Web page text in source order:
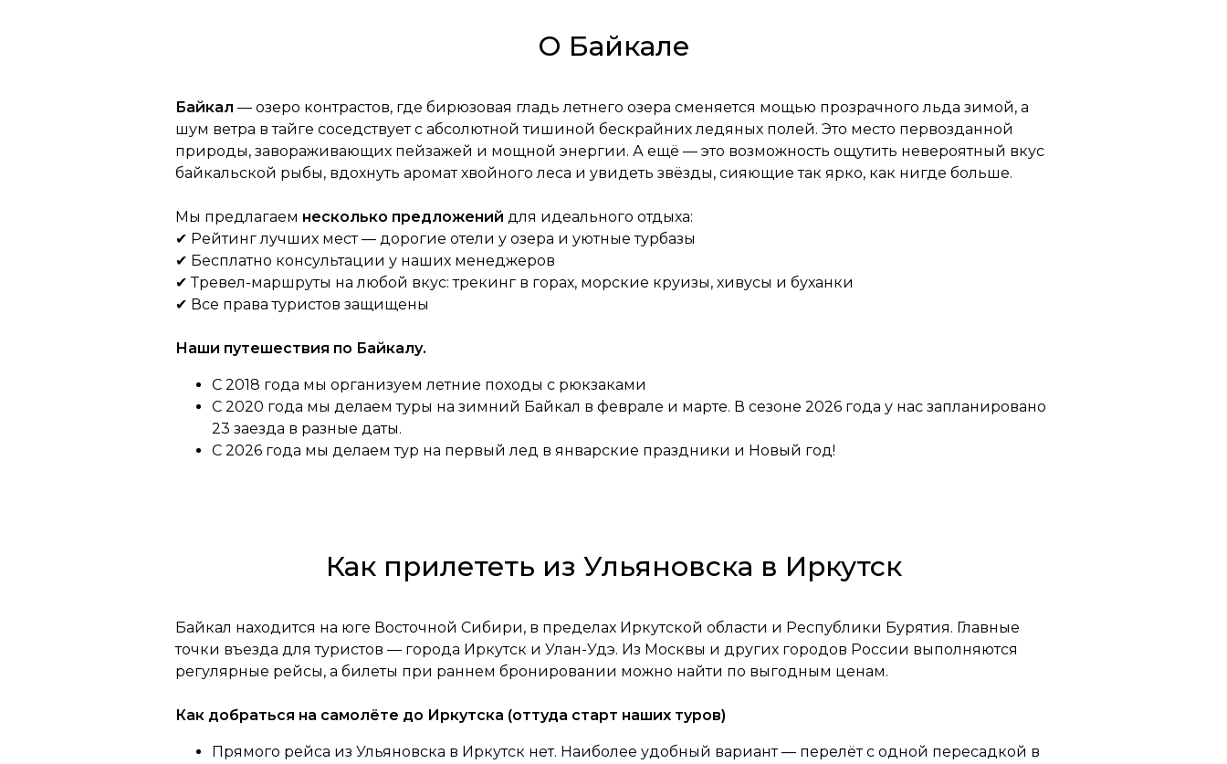
О Байкале
Байкал — озеро контрастов, где бирюзовая гладь летнего озера сменяется мощью прозрачного льда зимой, а
шум ветра в тайге соседствует с абсолютной тишиной бескрайних ледяных полей. Это место первозданной
природы, завораживающих пейзажей и мощной энергии. А ещё — это возможность ощутить невероятный вкус
байкальской рыбы, вдохнуть аромат хвойного леса и увидеть звёзды, сияющие так ярко, как нигде больше.
Мы предлагаем несколько предложений для идеального отдыха:
✔ Рейтинг лучших мест — дорогие отели у озера и уютные турбазы
✔ Бесплатно консультации у наших менеджеров
✔ Тревел-маршруты на любой вкус: трекинг в горах, морские круизы, хивусы и буханки
✔ Все права туристов защищены
Наши путешествия по Байкалу.
С 2018 года мы организуем летние походы с рюкзаками
С 2020 года мы делаем туры на зимний Байкал в феврале и марте. В сезоне 2026 года у нас запланировано
23 заезда в разные даты.
С 2026 года мы делаем тур на первый лед в январские праздники и Новый год!
Как прилететь из Ульяновска в Иркутск
Байкал находится на юге Восточной Сибири, в пределах Иркутской области и Республики Бурятия. Главные
точки въезда для туристов — города Иркутск и Улан-Удэ. Из Москвы и других городов России выполняются
регулярные рейсы, а билеты при раннем бронировании можно найти по выгодным ценам.
Как добраться на самолёте до Иркутска (оттуда старт наших туров)
Прямого рейса из Ульяновска в Иркутск нет. Наиболее удобный вариант — перелёт с одной пересадкой в